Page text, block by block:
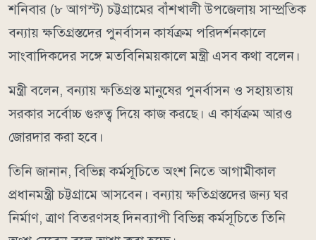
শনিবার (৮ আগস্ট) চট্টগ্রামের বাঁশখালী উপজেলায় সাম্প্রতিক
বন্যায় ক্ষতিগ্রস্তদের পুনর্বাসন কার্যক্রম পরিদর্শনকালে
সাংবাদিকদের সঙ্গে মতবিনিময়কালে মন্ত্রী এসব কথা বলেন।
মন্ত্রী বলেন, বন্যায় ক্ষতিগ্রস্ত মানুষের পুনর্বাসন ও সহায়তায়
সরকার সর্বোচ্চ গুরুত্ব দিয়ে কাজ করছে। এ কার্যক্রম আরও
জোরদার করা হবে।
তিনি জানান, বিভিন্ন কর্মসূচিতে অংশ নিতে আগামীকাল
প্রধানমন্ত্রী চট্টগ্রামে আসবেন। বন্যায় ক্ষতিগ্রস্তদের জন্য ঘর
নির্মাণ, ত্রাণ বিতরণসহ দিনব্যাপী বিভিন্ন কর্মসূচিতে তিনি